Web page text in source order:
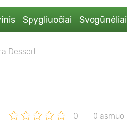
Spygliuočiai Svogūnėliai
Dessert
0 0 asmuo